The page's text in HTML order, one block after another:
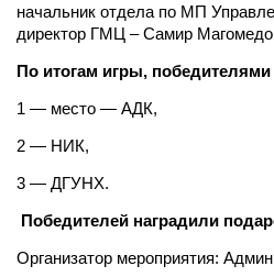
начальник отдела по МП
директор ГМЦ – Самир
По итогам игры,
1 — место — АДК,
2 — НИК,
3 — ДГУНХ.
Победителей наградили
Организатор мероприятия: